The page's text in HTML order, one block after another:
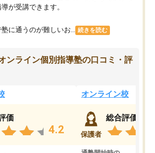
が受講できます。
に通うのが難しいお... 続きを読む
ンライン個別指導塾の口コミ・評
価
4.2
オンライン校
保護者
総合評価